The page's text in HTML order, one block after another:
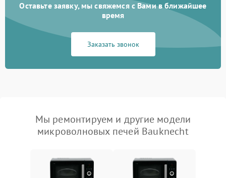
Оставьте заявку, мы свяжемся с Вами в ближайшее
время
Заказать звонок
Мы ремонтируем и другие модели
микроволновых печей Bauknecht